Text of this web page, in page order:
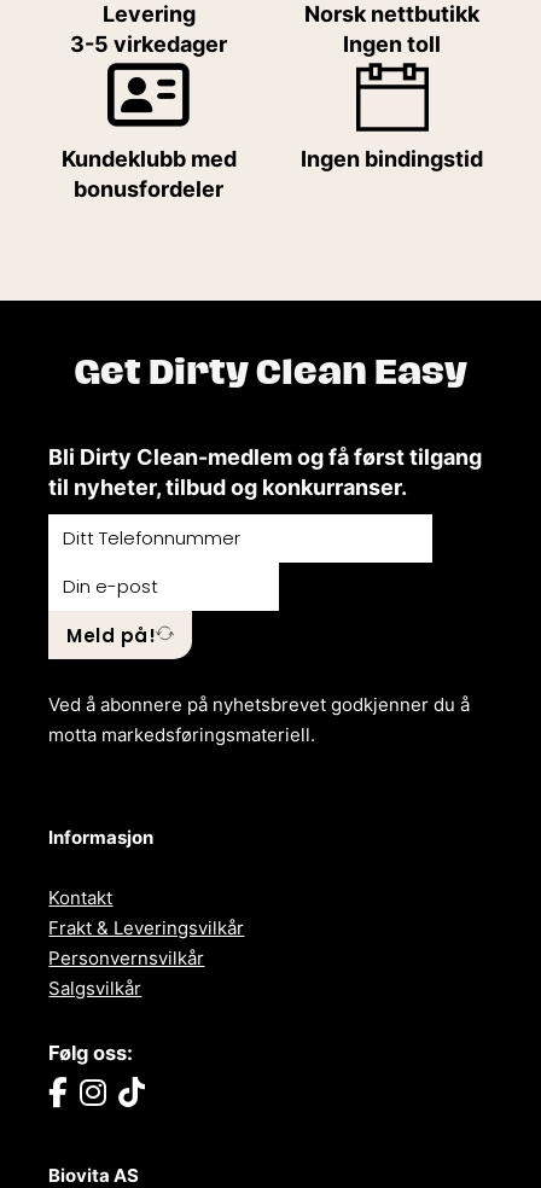
Levering
3-5 virkedager
Norsk nettbutikk
Ingen toll
Kundeklubb med
bonusfordeler
Ingen bindingstid
Get Dirty Clean Easy
Bli Dirty Clean-medlem og få først tilgang
til nyheter, tilbud og konkurranser.
Meld på!
Ved å abonnere på nyhetsbrevet godkjenner du å
motta markedsføringsmateriell.
Informasjon
Kontakt
Frakt & Leveringsvilkår
Personvernsvilkår
Salgsvilkår
Følg oss:
Biovita AS